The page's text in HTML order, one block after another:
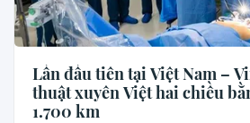
Lần đầu tiên tại Việt Nam –
thuật xuyên Việt hai chiều
1.700 km